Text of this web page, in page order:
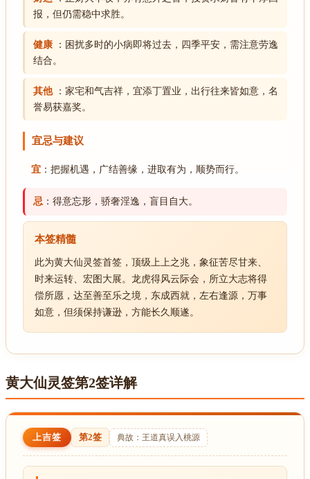
报，但仍需稳中求胜。
健康
：困扰多时的小病即将过去，四季平安，需注意劳逸
结合。
其他
：家宅和气吉祥，宜添丁置业，出行往来皆如意，名
誉易获嘉奖。
宜忌与建议
宜 ：把握机遇，广结善缘，进取有为，顺势而行。
忌 ：得意忘形，骄奢淫逸，盲目自大。
本签精髓
此为黄大仙灵签首签，顶级上上之兆，象征苦尽甘来、
时来运转、宏图大展。龙虎得风云际会，所立大志将得
偿所愿，达至善至乐之境，东成西就，左右逢源，万事
如意，但须保持谦逊，方能长久顺遂。
黄大仙灵签第2签详解
上吉签 第2签 典故：王道真误入桃源